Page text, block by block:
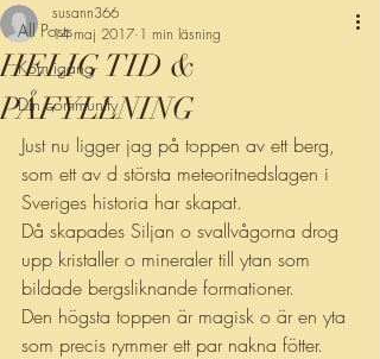
All Posts
Kom igång
Din community
HELIG TID &
PÅFYLLNING
susann366
14 maj 2017 1 min läsning
Just nu ligger jag på toppen av ett berg,
som ett av d största meteoritnedslagen i
Sveriges historia har skapat.
Då skapades Siljan o svallvågorna drog
upp kristaller o mineraler till ytan som
bildade bergsliknande formationer.
Den högsta toppen är magisk o är en yta
som precis rymmer ett par nakna fötter.